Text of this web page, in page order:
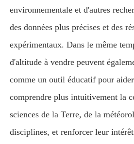
environnementale et d'autres
des données plus précises et des
expérimentaux. Dans le même
d'altitude à vendre peuvent
comme un outil éducatif pour
comprendre plus intuitivement la
sciences de la Terre, de la
disciplines, et renforcer leur